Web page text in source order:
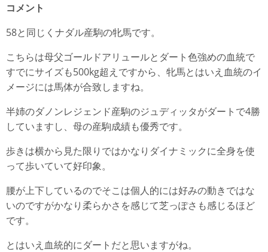
コメント
58と同じくナダル産駒の牝馬です。
こちらは母父ゴールドアリュールとダート色強めの血統で
すでにサイズも500kg超えですから、牝馬とはいえ血統のイ
メージには馬体が合致しますね。
半姉のダノンレジェンド産駒のジュディッタがダートで4勝
していますし、母の産駒成績も優秀です。
歩きは横から見た限りではかなりダイナミックに全身を使
って歩いていて好印象。
腰が上下しているのでそこは個人的には好みの動きではな
いのですがかなり柔らかさを感じて芝っぽさも感じるほど
です。
とはいえ血統的にダートだと思いますがね。